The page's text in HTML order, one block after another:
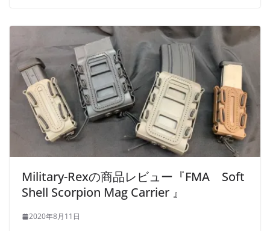
Military-Rexの商品レビュー『FMA Soft
Shell Scorpion Mag Carrier 』
2020年8月11日